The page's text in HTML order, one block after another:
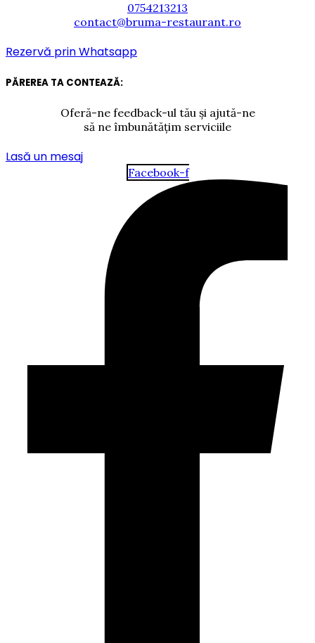
0754213213
contact@bruma-restaurant.ro
Rezervă prin Whatsapp
PĂREREA TA CONTEAZĂ:
Oferă-ne feedback-ul tău și ajută-ne
să ne îmbunătățim serviciile
Lasă un mesaj
Facebook-f